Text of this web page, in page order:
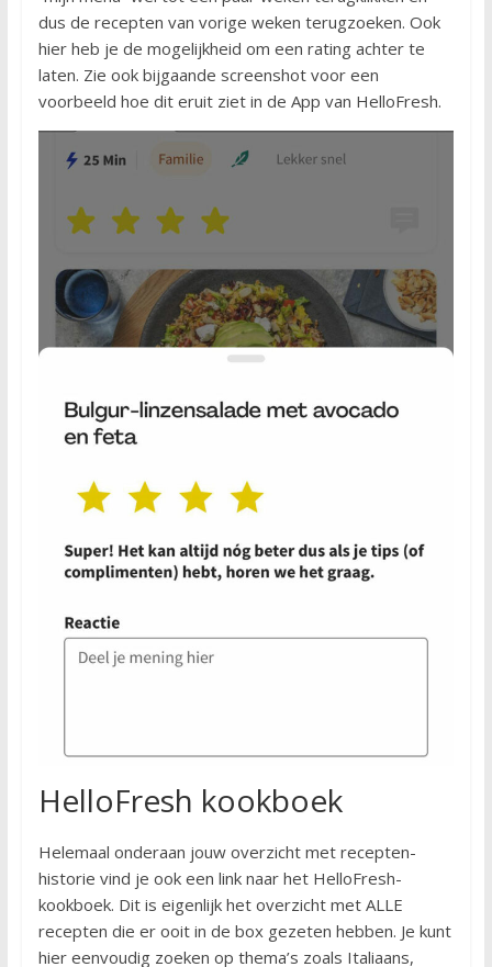
dus de recepten van vorige weken terugzoeken. Ook
hier heb je de mogelijkheid om een rating achter te
laten. Zie ook bijgaande screenshot voor een
voorbeeld hoe dit eruit ziet in de App van HelloFresh.
HelloFresh kookboek
Helemaal onderaan jouw overzicht met recepten-
historie vind je ook een link naar het HelloFresh-
kookboek. Dit is eigenlijk het overzicht met ALLE
recepten die er ooit in de box gezeten hebben. Je kunt
hier eenvoudig zoeken op thema’s zoals Italiaans,